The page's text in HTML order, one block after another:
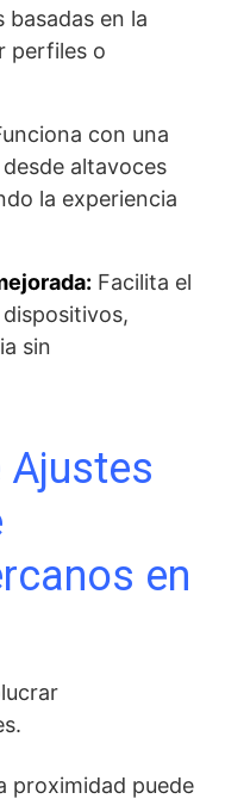
en la
perfiles o
con una
altavoces
la experiencia
Facilita el
sin
Ajustes
en
proximidad puede